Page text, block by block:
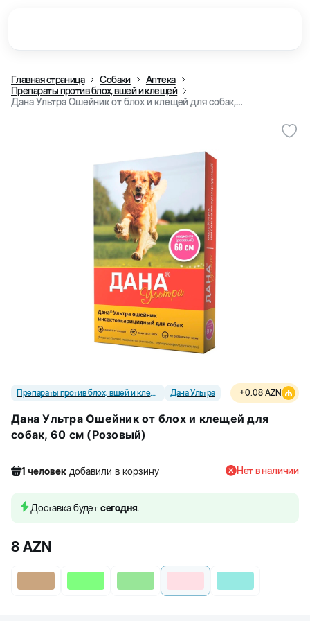
Главная страница Собаки
Аптека
Препараты против блох, вшей и клещей
Дана Ультра Ошейник от блох и клещей для собак, 60 см (Розовый)
Препараты против блох, вшей и клещей Дана Ультра +0.08 AZN
Дана Ультра Ошейник от блох и клещей для
собак, 60 см (Розовый)
1 человек добавили в корзину
1 человек купили товар
Нет в наличии
Доставка будетсегодня.
8 AZN